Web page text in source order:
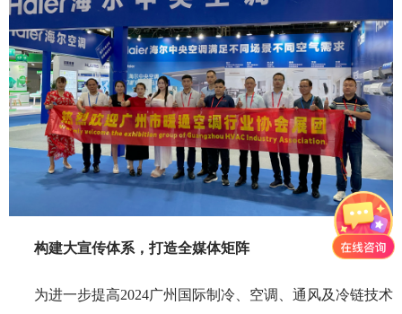
构建大宣传体系 ， 打造全媒体矩阵
为进一步提高2024广州国际制冷、空调、通风及冷链技术